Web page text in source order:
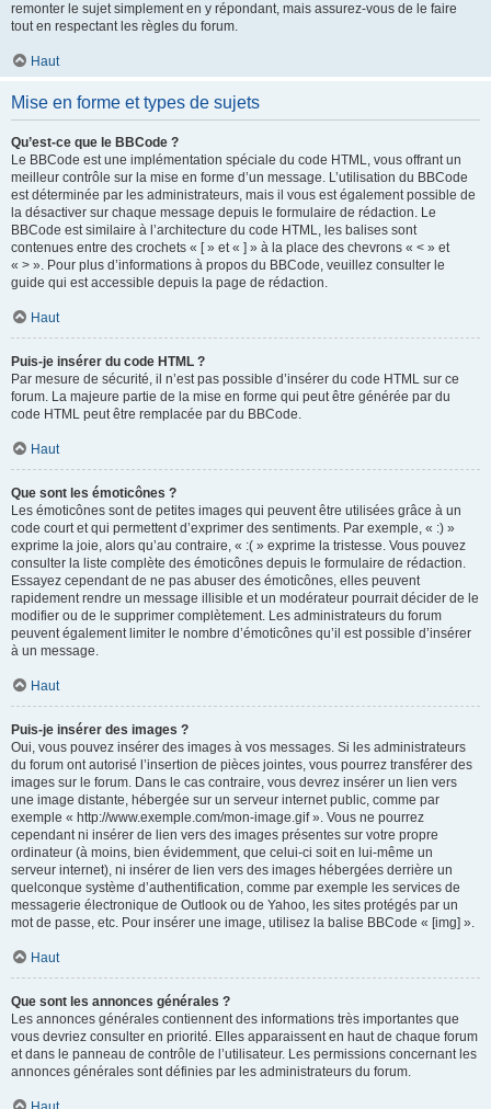
remonter le sujet simplement en y répondant, mais assurez-vous de le faire
tout en respectant les règles du forum.
Haut
Mise en forme et types de sujets
Qu’est-ce que le BBCode ?
Le BBCode est une implémentation spéciale du code HTML, vous offrant un
meilleur contrôle sur la mise en forme d’un message. L’utilisation du BBCode
est déterminée par les administrateurs, mais il vous est également possible de
la désactiver sur chaque message depuis le formulaire de rédaction. Le
BBCode est similaire à l’architecture du code HTML, les balises sont
contenues entre des crochets « [ » et « ] » à la place des chevrons « < » et
« > ». Pour plus d’informations à propos du BBCode, veuillez consulter le
guide qui est accessible depuis la page de rédaction.
Haut
Puis-je insérer du code HTML ?
Par mesure de sécurité, il n’est pas possible d’insérer du code HTML sur ce
forum. La majeure partie de la mise en forme qui peut être générée par du
code HTML peut être remplacée par du BBCode.
Haut
Que sont les émoticônes ?
Les émoticônes sont de petites images qui peuvent être utilisées grâce à un
code court et qui permettent d’exprimer des sentiments. Par exemple, « :) »
exprime la joie, alors qu’au contraire, « :( » exprime la tristesse. Vous pouvez
consulter la liste complète des émoticônes depuis le formulaire de rédaction.
Essayez cependant de ne pas abuser des émoticônes, elles peuvent
rapidement rendre un message illisible et un modérateur pourrait décider de le
modifier ou de le supprimer complètement. Les administrateurs du forum
peuvent également limiter le nombre d’émoticônes qu’il est possible d’insérer
à un message.
Haut
Puis-je insérer des images ?
Oui, vous pouvez insérer des images à vos messages. Si les administrateurs
du forum ont autorisé l’insertion de pièces jointes, vous pourrez transférer des
images sur le forum. Dans le cas contraire, vous devrez insérer un lien vers
une image distante, hébergée sur un serveur internet public, comme par
exemple « http://www.exemple.com/mon-image.gif ». Vous ne pourrez
cependant ni insérer de lien vers des images présentes sur votre propre
ordinateur (à moins, bien évidemment, que celui-ci soit en lui-même un
serveur internet), ni insérer de lien vers des images hébergées derrière un
quelconque système d’authentification, comme par exemple les services de
messagerie électronique de Outlook ou de Yahoo, les sites protégés par un
mot de passe, etc. Pour insérer une image, utilisez la balise BBCode « [img] ».
Haut
Que sont les annonces générales ?
Les annonces générales contiennent des informations très importantes que
vous devriez consulter en priorité. Elles apparaissent en haut de chaque forum
et dans le panneau de contrôle de l’utilisateur. Les permissions concernant les
annonces générales sont définies par les administrateurs du forum.